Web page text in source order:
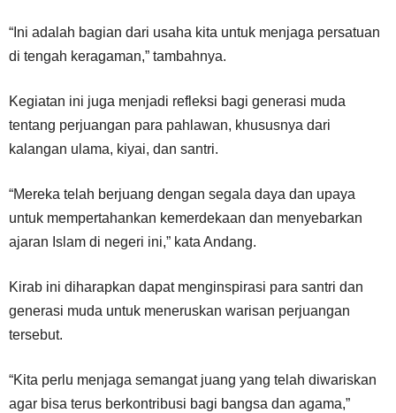
“Ini adalah bagian dari usaha kita untuk menjaga persatuan
di tengah keragaman,” tambahnya.
Kegiatan ini juga menjadi refleksi bagi generasi muda
tentang perjuangan para pahlawan, khususnya dari
kalangan ulama, kiyai, dan santri.
“Mereka telah berjuang dengan segala daya dan upaya
untuk mempertahankan kemerdekaan dan menyebarkan
ajaran Islam di negeri ini,” kata Andang.
Kirab ini diharapkan dapat menginspirasi para santri dan
generasi muda untuk meneruskan warisan perjuangan
tersebut.
“Kita perlu menjaga semangat juang yang telah diwariskan
agar bisa terus berkontribusi bagi bangsa dan agama,”